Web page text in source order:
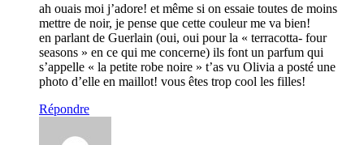
ah ouais moi j’adore! et même si on essaie toutes de moins
mettre de noir, je pense que cette couleur me va bien!
en parlant de Guerlain (oui, oui pour la « terracotta- four
seasons » en ce qui me concerne) ils font un parfum qui
s’appelle « la petite robe noire » t’as vu Olivia a posté une
photo d’elle en maillot! vous êtes trop cool les filles!
Répondre